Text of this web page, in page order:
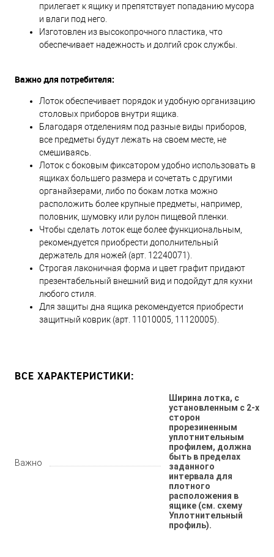
прилегает к ящику и препятствует попаданию мусора
и влаги под него.
Изготовлен из высокопрочного пластика, что
обеспечивает надежность и долгий срок службы.
Важно для потребителя:
Лоток обеспечивает порядок и удобную организацию
столовых приборов внутри ящика.
Благодаря отделениям под разные виды приборов,
все предметы будут лежать на своем месте, не
смешиваясь.
Лоток с боковым фиксатором удобно использовать в
ящиках большего размера и сочетать с другими
органайзерами, либо по бокам лотка можно
расположить более крупные предметы, например,
половник, шумовку или рулон пищевой пленки.
Чтобы сделать лоток еще более функциональным,
рекомендуется приобрести дополнительный
держатель для ножей (арт. 12240071).
Строгая лаконичная форма и цвет графит придают
презентабельный внешний вид и подойдут для кухни
любого стиля.
Для защиты дна ящика рекомендуется приобрести
защитный коврик (арт. 11010005, 11120005).
ВСЕ ХАРАКТЕРИСТИКИ:
Важно
Ширина лотка, с
установленным с 2-х
сторон
прорезиненным
уплотнительным
профилем, должна
быть в пределах
заданного
интервала для
плотного
расположения в
ящике (см. схему
Уплотнительный
профиль).